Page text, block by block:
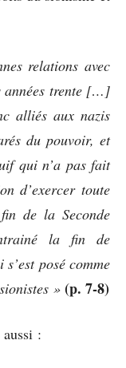
relations avec
années trente […]
alliés aux nazis
du pouvoir, et
qui n’a pas fait
d’exercer toute
de la Seconde
la fin de
posé comme
» (p. 7-8)
: